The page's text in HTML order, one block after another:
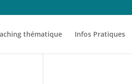
thématique Infos Pratiques